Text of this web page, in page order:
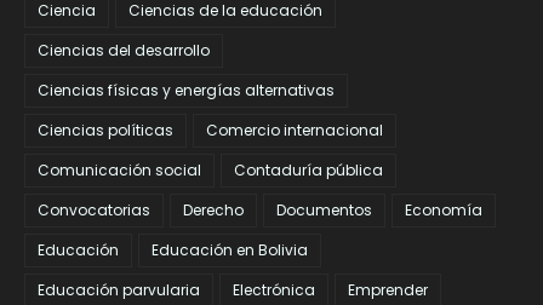
Ciencia
Ciencias de la educación
Ciencias del desarrollo
Ciencias físicas y energías alternativas
Ciencias políticas
Comercio internacional
Comunicación social
Contaduría pública
Convocatorias
Derecho Documentos
Economía
Educación
Educación en Bolivia
Educación parvularia
Electrónica
Emprender